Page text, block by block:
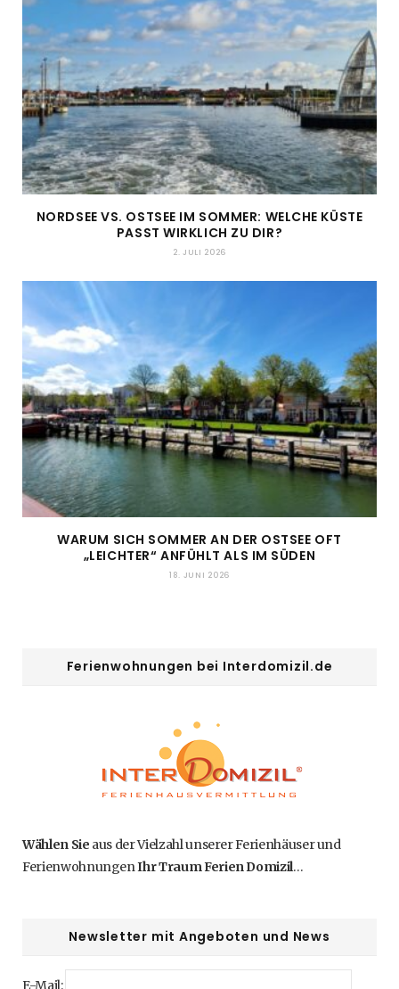
NORDSEE VS. OSTSEE IM SOMMER: WELCHE KÜSTE
PASST WIRKLICH ZU DIR?
2. JULI 2026
WARUM SICH SOMMER AN DER OSTSEE OFT
„LEICHTER“ ANFÜHLT ALS IM SÜDEN
18. JUNI 2026
Ferienwohnungen bei Interdomizil.de
Wählen Sie aus der Vielzahl unserer Ferienhäuser und
FerienwohnungenIhr Traum Ferien Domizil…
Newsletter mit Angeboten und News
E-Mail: